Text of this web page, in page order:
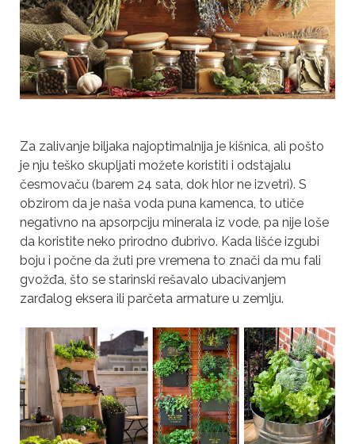
Za zalivanje biljaka najoptimalnija je kišnica, ali pošto
je nju teško skupljati možete koristiti i odstajalu
česmovaču (barem 24 sata, dok hlor ne izvetri). S
obzirom da je naša voda puna kamenca, to utiče
negativno na apsorpciju minerala iz vode, pa nije loše
da koristite neko prirodno đubrivo. Kada lišće izgubi
boju i počne da žuti pre vremena to znači da mu fali
gvožđa, što se starinski rešavalo ubacivanjem
zarđalog eksera ili parčeta armature u zemlju.